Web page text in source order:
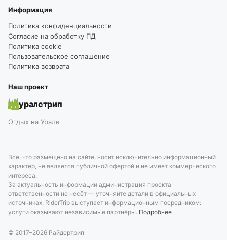
Информация
Политика конфиденциальности
Согласие на обработку ПД
Политика cookie
Пользовательское соглашение
Политика возврата
Наш проект
уралстрип
Отдых на Урале
Всё, что размещено на сайте, носит исключительно информационный
характер, не является публичной офертой и не имеет коммерческого
интереса.
За актуальность информации администрация проекта
ответственности не несёт — уточняйте детали в официальных
источниках. RiderTrip выступает информационным посредником:
услуги оказывают независимые партнёры. Подробнее
© 2017–2026 Райдертрип